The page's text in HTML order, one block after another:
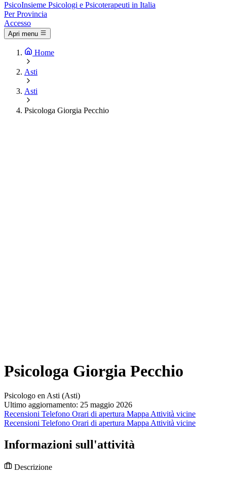
PsicoInsieme Psicologi e Psicoterapeuti in Italia
Per Provincia
Accesso
Apri menu
Home
Asti
Asti
Psicologa Giorgia Pecchio
Psicologa Giorgia Pecchio
Psicologo en Asti (Asti)
Ultimo aggiornamento: 25 maggio 2026
Recensioni Telefono Orari di apertura Mappa Attività vicine
Recensioni Telefono Orari di apertura Mappa Attività vicine
Informazioni sull'attività
Descrizione